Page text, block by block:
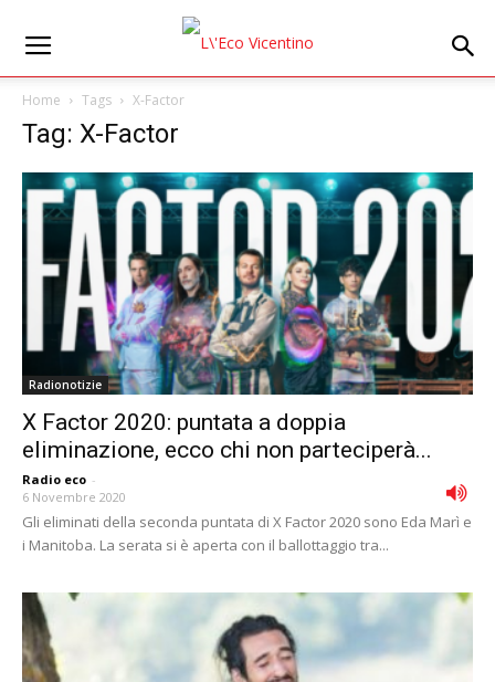
Home Tags X-Factor
Tag: X-Factor
Radionotizie
X Factor 2020: puntata a doppia
eliminazione, ecco chi non parteciperà...
Radio eco -
6 Novembre 2020
Gli eliminati della seconda puntata di X Factor 2020 sono Eda Marì e
i Manitoba. La serata si è aperta con il ballottaggio tra...